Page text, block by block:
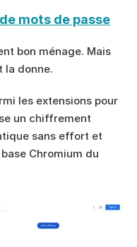
mots de passe
bon ménage. Mais
la donne.
les extensions pour
un chiffrement
sans effort et
Chromium du